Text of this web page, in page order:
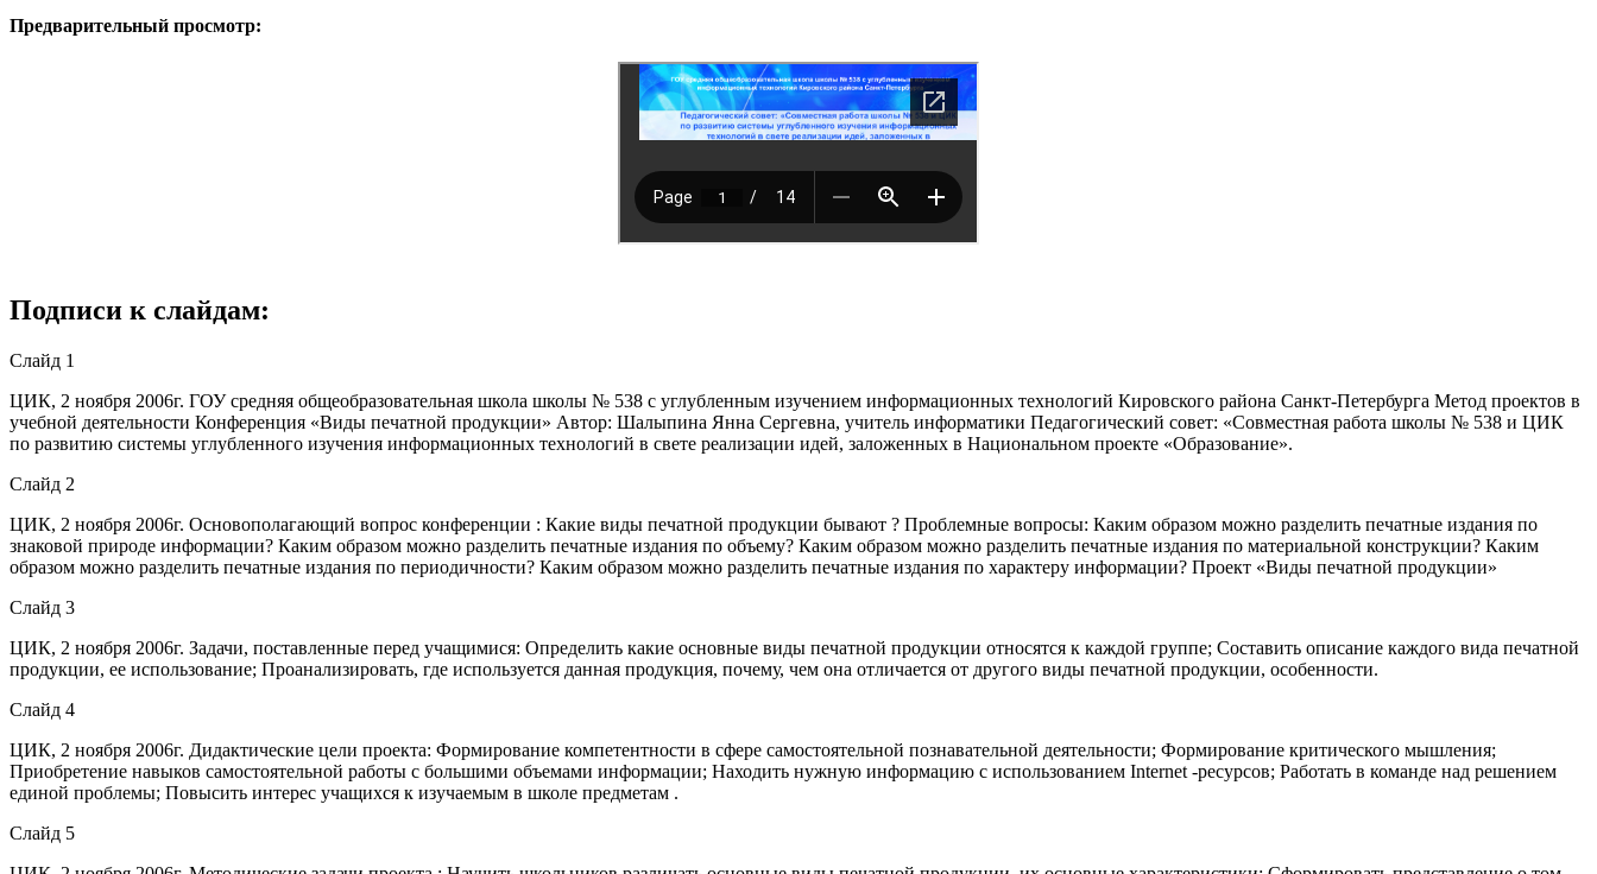
Предварительный просмотр:
Подписи к слайдам:
Слайд 1
ЦИК, 2 ноября 2006г. ГОУ средняя общеобразовательная школа школы № 538 с углубленным изучением информационных технологий Кировского района Санкт-Петербурга Метод проектов в
учебной деятельности Конференция «Виды печатной продукции» Автор: Шалыпина Янна Сергевна, учитель информатики Педагогический совет: «Совместная работа школы № 538 и ЦИК
по развитию системы углубленного изучения информационных технологий в свете реализации идей, заложенных в Национальном проекте «Образование».
Слайд 2
ЦИК, 2 ноября 2006г. Основополагающий вопрос конференции : Какие виды печатной продукции бывают ? Проблемные вопросы: Каким образом можно разделить печатные издания по
знаковой природе информации? Каким образом можно разделить печатные издания по объему? Каким образом можно разделить печатные издания по материальной конструкции? Каким
образом можно разделить печатные издания по периодичности? Каким образом можно разделить печатные издания по характеру информации? Проект «Виды печатной продукции»
Слайд 3
ЦИК, 2 ноября 2006г. Задачи, поставленные перед учащимися: Определить какие основные виды печатной продукции относятся к каждой группе; Составить описание каждого вида печатной
продукции, ее использование; Проанализировать, где используется данная продукция, почему, чем она отличается от другого виды печатной продукции, особенности.
Слайд 4
ЦИК, 2 ноября 2006г. Дидактические цели проекта: Формирование компетентности в сфере самостоятельной познавательной деятельности; Формирование критического мышления;
Приобретение навыков самостоятельной работы с большими объемами информации; Находить нужную информацию с использованием Internet -ресурсов; Работать в команде над решением
единой проблемы; Повысить интерес учащихся к изучаемым в школе предметам .
Слайд 5